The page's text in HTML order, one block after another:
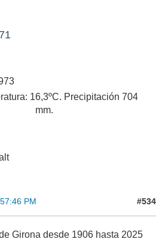
16,3ºC. Precipitación 704
mm.
PM #534
Girona desde 1906 hasta 2025